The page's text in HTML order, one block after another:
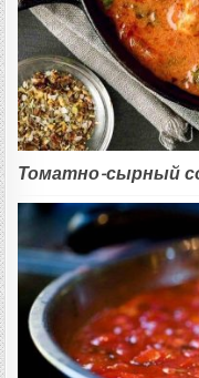
Томатно-сырный